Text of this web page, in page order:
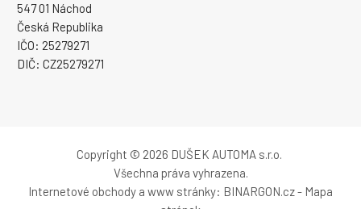
547 01 Náchod
Česká Republika
IČO: 25279271
DIČ: CZ25279271
Copyright © 2026 DUŠEK AUTOMA s.r.o.
Všechna práva vyhrazena.
Internetové obchody a www stránky: BINARGON.cz- Mapa